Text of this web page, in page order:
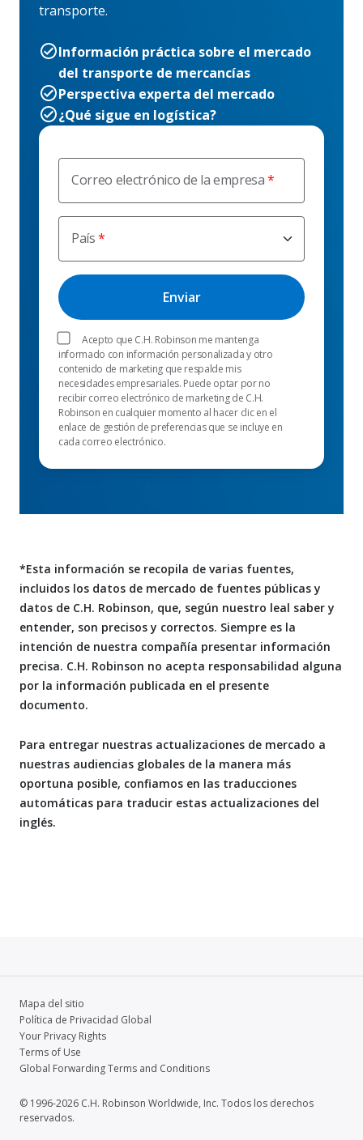
Correo electrónico de la empresa
País
Acepto que C.H. Robinson me mantenga
informado con información personalizada y otro
contenido de marketing que respalde mis
necesidades empresariales. Puede optar por no
recibir correo electrónico de marketing de C.H.
Robinson en cualquier momento al hacer clic en el
enlace de gestión de preferencias que se incluye en
cada correo electrónico.
transporte.
Información práctica sobre el mercado
del transporte de mercancías
Perspectiva experta del mercado
¿Qué sigue en logística?
*Esta información se recopila de varias fuentes,
incluidos los datos de mercado de fuentes públicas y
datos de C.H. Robinson, que, según nuestro leal saber y
entender, son precisos y correctos. Siempre es la
intención de nuestra compañía presentar información
precisa. C.H. Robinson no acepta responsabilidad alguna
por la información publicada en el presente
documento.
Para entregar nuestras actualizaciones de mercado a
nuestras audiencias globales de la manera más
oportuna posible, confiamos en las traducciones
automáticas para traducir estas actualizaciones del
inglés.
Mapa del sitio
Política de Privacidad Global
Your Privacy Rights
Terms of Use
Global Forwarding Terms and Conditions
© 1996-2026 C.H. Robinson Worldwide, Inc. Todos los derechos
reservados.